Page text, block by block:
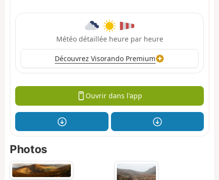
Météo détaillée heure par heure
Découvrez Visorando Premium
Ouvrir dans l'app
Photos